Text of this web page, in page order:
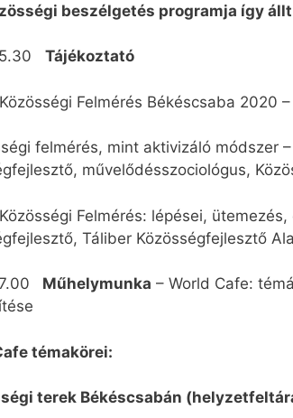
beszélgetés programja így
Tájékoztató
Felmérés Békéscsaba 2020
felmérés, mint aktivizáló módszer
művelődésszociológus,
Felmérés: lépései,
Táliber Közösségfejlesztő
Műhelymunka – World Cafe:
témakörei:
terek Békéscsabán